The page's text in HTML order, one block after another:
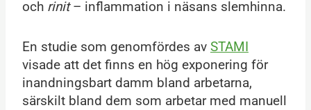
och rinit– inflammation i näsans slemhinna.
En studie som genomfördes av STAMI
visade att det finns en hög exponering för
inandningsbart damm bland arbetarna,
särskilt bland dem som arbetar med manuell